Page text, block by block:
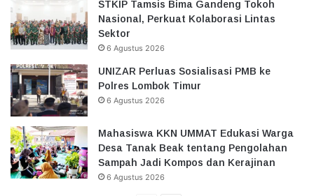
STKIP Tamsis Bima Gandeng Tokoh
Nasional, Perkuat Kolaborasi Lintas
Sektor
6 Agustus 2026
UNIZAR Perluas Sosialisasi PMB ke
Polres Lombok Timur
6 Agustus 2026
Mahasiswa KKN UMMAT Edukasi Warga
Desa Tanak Beak tentang Pengolahan
Sampah Jadi Kompos dan Kerajinan
6 Agustus 2026